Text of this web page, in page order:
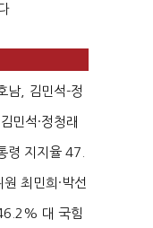
남, 김민석-정
민석·정청래
령 지지율 47.
최민희·박선
대 국힘